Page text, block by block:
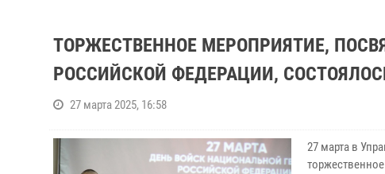
ТОРЖЕСТВЕННОЕ МЕРОПРИЯТИЕ,
РОССИЙСКОЙ ФЕДЕРАЦИИ,
27 марта 2025, 16:58
27 марта в